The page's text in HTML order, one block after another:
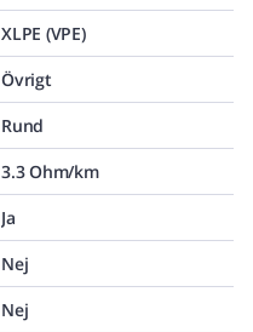
XLPE (VPE)
Övrigt
Rund
3.3 Ohm/km
Ja
Nej
Nej